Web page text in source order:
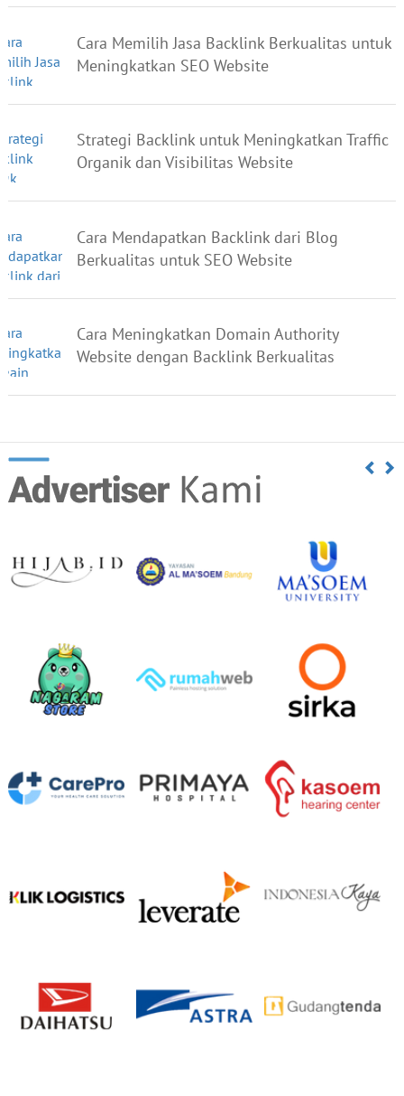
Cara Memilih Jasa Backlink Berkualitas untuk
Meningkatkan SEO Website
Strategi Backlink untuk Meningkatkan Traffic
Organik dan Visibilitas Website
Cara Mendapatkan Backlink dari Blog
Berkualitas untuk SEO Website
Cara Meningkatkan Domain Authority
Website dengan Backlink Berkualitas